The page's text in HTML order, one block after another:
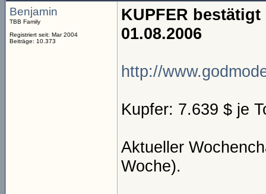
Benjamin
TBB Family
Registriert seit: Mar 2004
Beiträge: 10.373
KUPFER
01.08.2006
http://
Kupfer: 7.639 $ je
Aktueller
Woche).